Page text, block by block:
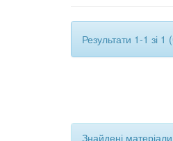
Результати 1-1 зі
Знайдені